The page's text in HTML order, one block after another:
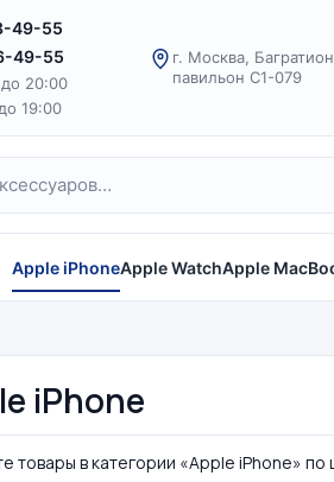
49-55
49-55
20:00
19:00
г. Москва,
павильон С1-079
Apple iPhoneApple WatchApple
iPhone
товары в категории «Apple iPhone»